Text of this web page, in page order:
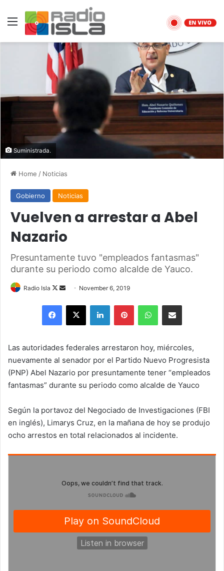
Menu
Suministrada.
Home / Noticias
Gobierno Noticias
Vuelven a arrestar a Abel
Nazario
Presuntamente tuvo "empleados fantasmas"
durante su periodo como alcalde de Yauco.
Radio Isla
Follow
Send
email
November 6, 2019
Facebook
X LinkedInPinterestWhatsAppShare via Email
Las autoridades federales arrestaron hoy, miércoles,
nuevamente al senador por el Partido Nuevo Progresista
(PNP) Abel Nazario por presuntamente tener “empleados
fantasmas” durante su periodo como alcalde de Yauco
Según la portavoz del Negociado de Investigaciones (FBI
en inglés), Limarys Cruz, en la mañana de hoy se produjo
ocho arrestos en total relacionados al incidente.